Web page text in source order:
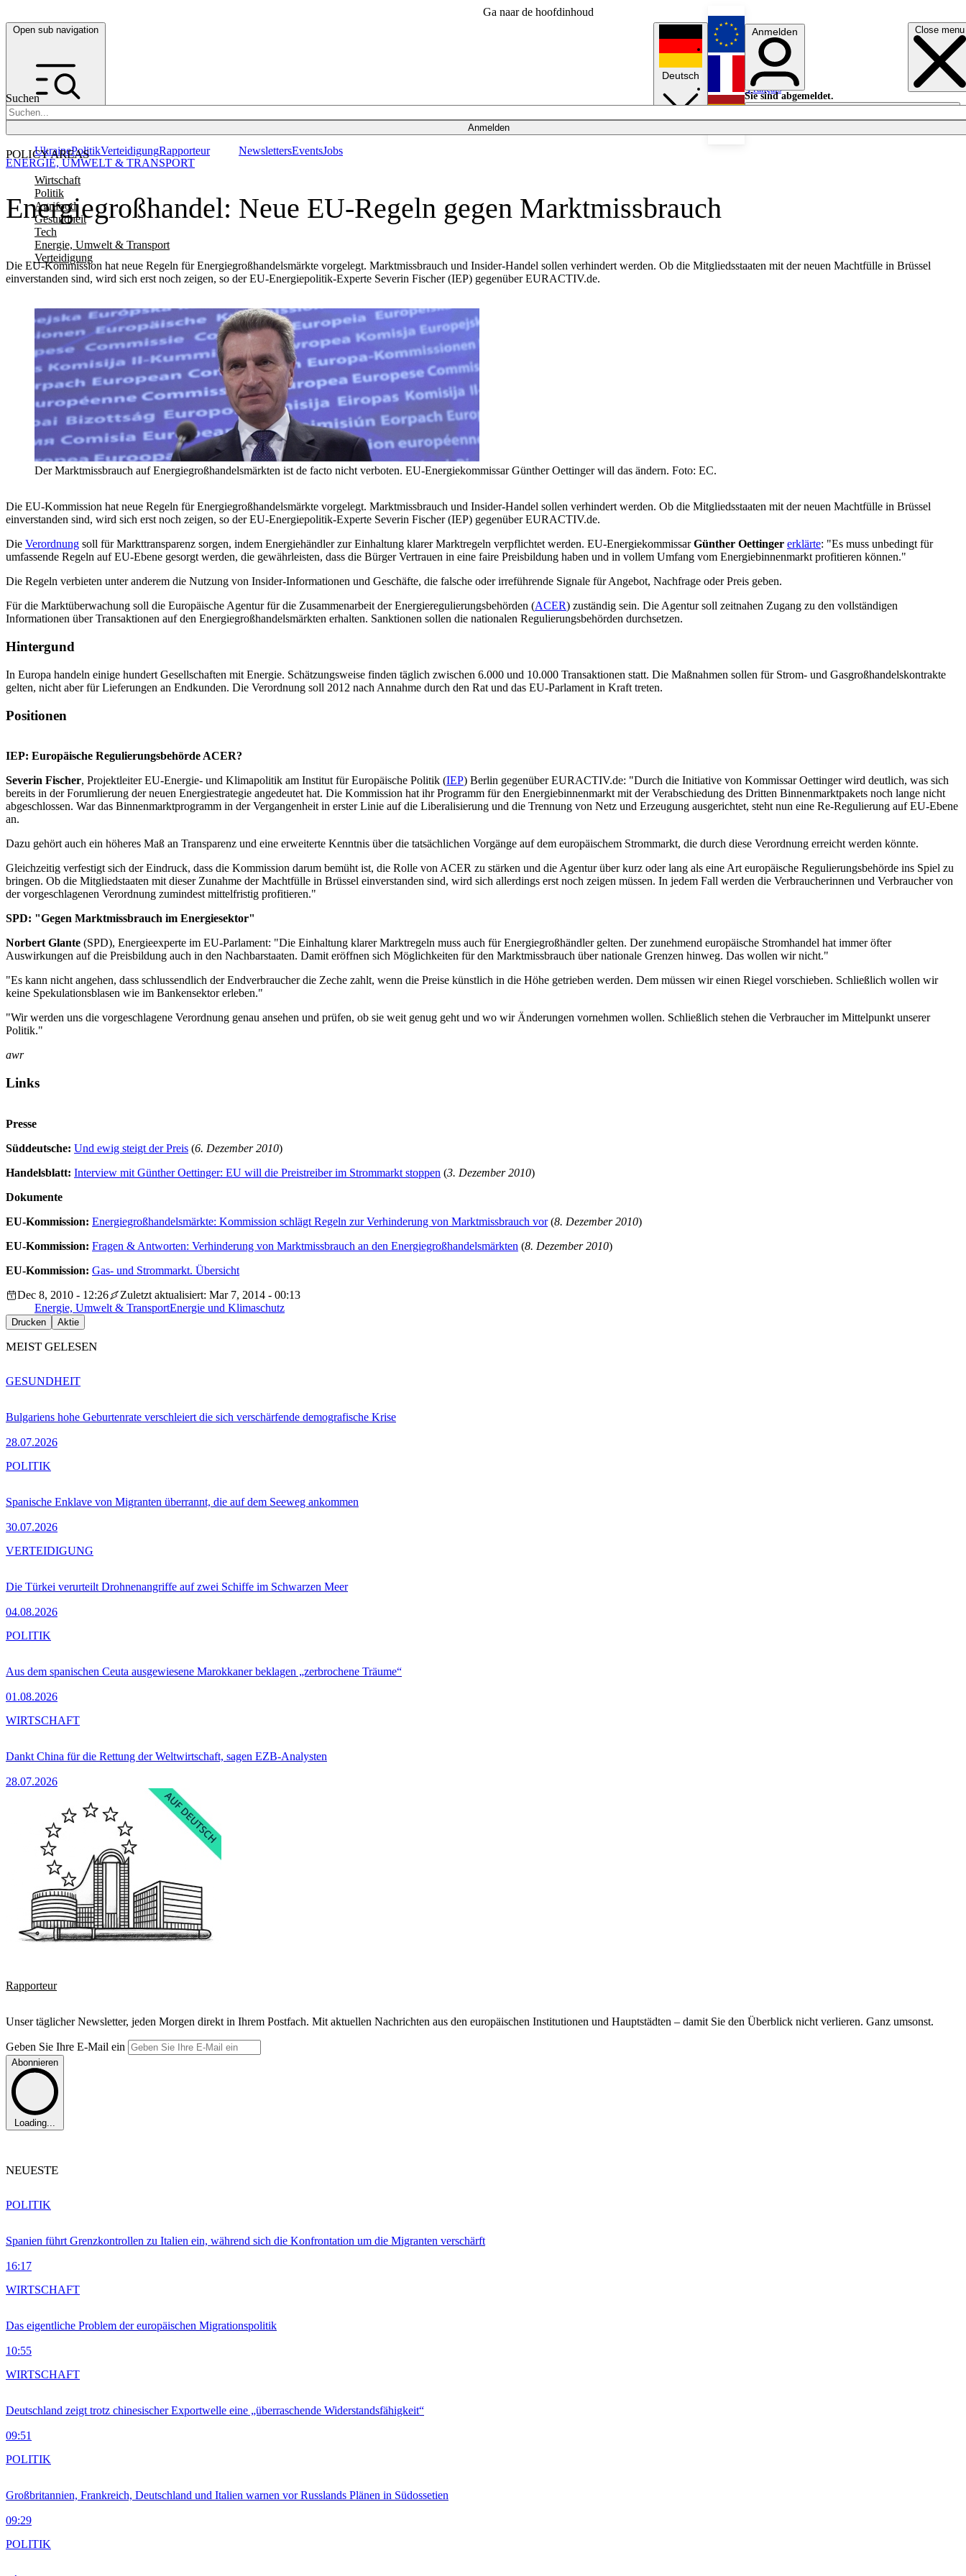
Ga naar de hoofdinhoud
Open sub navigation Close menu
Suchen
Anmelden
POLICY AREAS
Wirtschaft
Politik
Agrifood
Gesundheit
Tech
Energie, Umwelt & Transport
Verteidigung
UkrainePolitikVerteidigungRapporteur NewslettersEventsJobs
Deutsch
English
Français
Anmelden
Sie sind abgemeldet.
Anmelden
Licht aus
Energiegroßhandel: Neue EU-Regeln gegen Marktmissbrauch
Die EU-Kommission hat neue Regeln für Energiegroßhandelsmärkte vorgelegt. Marktmissbrauch und Insider-Handel sollen verhindert werden. Ob die Mitgliedsstaaten mit der neuen Machtfülle in Brüssel
einverstanden sind, wird sich erst noch zeigen, so der EU-Energiepolitik-Experte Severin Fischer (IEP) gegenüber EURACTIV.de.
ENERGIE, UMWELT & TRANSPORT
Der Marktmissbrauch auf Energiegroßhandelsmärkten ist de facto nicht verboten. EU-Energiekommissar Günther Oettinger will das ändern. Foto: EC.
Die EU-Kommission hat neue Regeln für Energiegroßhandelsmärkte vorgelegt. Marktmissbrauch und Insider-Handel sollen verhindert werden. Ob die Mitgliedsstaaten mit der neuen Machtfülle in Brüssel
einverstanden sind, wird sich erst noch zeigen, so der EU-Energiepolitik-Experte Severin Fischer (IEP) gegenüber EURACTIV.de.
Die Verordnung soll für Markttransparenz sorgen, indem Energiehändler zur Einhaltung klarer Marktregeln verpflichtet werden. EU-EnergiekommissarGünther Oettinger erklärte: "Es muss unbedingt für
umfassende Regeln auf EU-Ebene gesorgt werden, die gewährleisten, dass die Bürger Vertrauen in eine faire Preisbildung haben und in vollem Umfang vom Energiebinnenmarkt profitieren können."
Die Regeln verbieten unter anderem die Nutzung von Insider-Informationen und Geschäfte, die falsche oder irreführende Signale für Angebot, Nachfrage oder Preis geben.
Für die Marktüberwachung soll die Europäische Agentur für die Zusammenarbeit der Energieregulierungsbehörden (ACER) zuständig sein. Die Agentur soll zeitnahen Zugang zu den vollständigen
Informationen über Transaktionen auf den Energie­groß­handels­märkten erhalten. Sanktionen sollen die nationalen Regulierungsbehörden durchsetzen.
Hintergund
In Europa handeln einige hundert Gesellschaften mit Energie. Schätzungsweise finden täglich zwischen 6.000 und 10.000 Transaktionen statt. Die Maßnahmen sollen für Strom- und Gasgroßhandelskontrakte
gelten, nicht aber für Lieferungen an Endkunden. Die Verordnung soll 2012 nach Annahme durch den Rat und das EU-Parlament in Kraft treten.
Positionen
IEP: Europäische Regulierungsbehörde ACER?
Severin Fischer, Projektleiter EU-Energie- und Klimapolitik am Institut für Europäische Politik (IEP) Berlin gegenüber EURACTIV.de: "Durch die Initiative von Kommissar Oettinger wird deutlich, was sich
bereits in der Forumlierung der neuen Energiestrategie angedeutet hat. Die Kommission hat ihr Programm für den Energiebinnenmarkt mit der Verabschiedung des Dritten Binnenmarktpakets noch lange nicht
abgeschlossen. War das Binnenmarktprogramm in der Vergangenheit in erster Linie auf die Liberalisierung und die Trennung von Netz und Erzeugung ausgerichtet, steht nun eine Re-Regulierung auf EU-Ebene
an.
Dazu gehört auch ein höheres Maß an Transparenz und eine erweiterte Kenntnis über die tatsächlichen Vorgänge auf dem europäischem Strommarkt, die durch diese Verordnung erreicht werden könnte.
Gleichzeitig verfestigt sich der Eindruck, dass die Kommission darum bemüht ist, die Rolle von ACER zu stärken und die Agentur über kurz oder lang als eine Art europäische Regulierungsbehörde ins Spiel zu
bringen. Ob die Mitgliedstaaten mit dieser Zunahme der Machtfülle in Brüssel einverstanden sind, wird sich allerdings erst noch zeigen müssen. In jedem Fall werden die Verbraucherinnen und Verbraucher von
der vorgeschlagenen Verordnung zumindest mittelfristig profitieren."
SPD: "Gegen Marktmissbrauch im Energiesektor"
Norbert Glante (SPD), Energieexperte im EU-Parlament: "Die Einhaltung klarer Marktregeln muss auch für Energiegroßhändler gelten. Der zunehmend europäische Stromhandel hat immer öfter
Auswirkungen auf die Preisbildung auch in den Nachbarstaaten. Damit eröffnen sich Möglichkeiten für den Marktmissbrauch über nationale Grenzen hinweg. Das wollen wir nicht."
"Es kann nicht angehen, dass schlussendlich der Endverbraucher die Zeche zahlt, wenn die Preise künstlich in die Höhe getrieben werden. Dem müssen wir einen Riegel vorschieben. Schließlich wollen wir
keine Spekulationsblasen wie im Bankensektor erleben."
"Wir werden uns die vorgeschlagene Verordnung genau ansehen und prüfen, ob sie weit genug geht und wo wir Änderungen vornehmen wollen. Schließlich stehen die Verbraucher im Mittelpunkt unserer
Politik."
awr
Links
Presse
Süddeutsche: Und ewig steigt der Preis (6. Dezember 2010)
Handelsblatt: Interview mit Günther Oettinger: EU will die Preistreiber im Strommarkt stoppen (3. Dezember 2010)
Dokumente
EU-Kommission: Energiegroßhandelsmärkte: Kommission schlägt Regeln zur Verhinderung von Marktmissbrauch vor(8. Dezember 2010)
EU-Kommission: Fragen & Antworten: Verhinderung von Marktmissbrauch an den Energiegroßhandelsmärkten (8. Dezember 2010)
EU-Kommission: Gas- und Strommarkt. Übersicht
Dec 8, 2010 - 12:26
Zuletzt aktualisiert: Mar 7, 2014 - 00:13
Energie, Umwelt & TransportEnergie und Klimaschutz
Drucken Aktie
MEIST GELESEN
Bulgariens hohe Geburtenrate verschleiert die sich verschärfende demografische Krise
28.07.2026
GESUNDHEIT
Spanische Enklave von Migranten überrannt, die auf dem Seeweg ankommen
30.07.2026
POLITIK
Die Türkei verurteilt Drohnenangriffe auf zwei Schiffe im Schwarzen Meer
04.08.2026
VERTEIDIGUNG
Aus dem spanischen Ceuta ausgewiesene Marokkaner beklagen „zerbrochene Träume“
01.08.2026
POLITIK
Dankt China für die Rettung der Weltwirtschaft, sagen EZB-Analysten
28.07.2026
WIRTSCHAFT
Rapporteur
Unser täglicher Newsletter, jeden Morgen direkt in Ihrem Postfach. Mit aktuellen Nachrichten aus den europäischen Institutionen und Hauptstädten – damit Sie den Überblick nicht verlieren. Ganz umsonst.
Geben Sie Ihre E-Mail ein
Abonnieren
Loading...
NEUESTE
Spanien führt Grenzkontrollen zu Italien ein, während sich die Konfrontation um die Migranten verschärft
16:17
POLITIK
Das eigentliche Problem der europäischen Migrationspolitik
10:55
WIRTSCHAFT
Deutschland zeigt trotz chinesischer Exportwelle eine „überraschende Widerstandsfähigkeit“
09:51
WIRTSCHAFT
Großbritannien, Frankreich, Deutschland und Italien warnen vor Russlands Plänen in Südossetien
09:29
POLITIK
POLITIK